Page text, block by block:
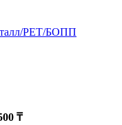
PET/БОПП
₸